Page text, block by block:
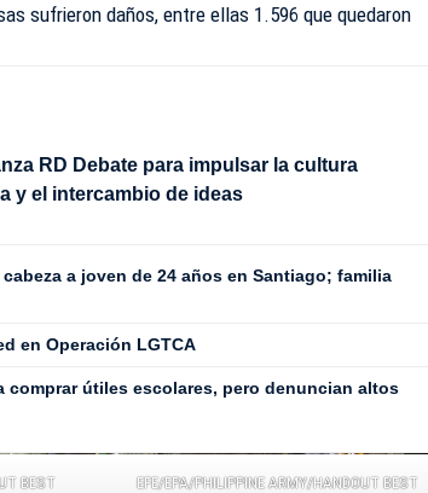
sufrieron daños, entre ellas 1.596 que quedaron
RD Debate para impulsar la cultura
y el intercambio de ideas
a joven de 24 años en Santiago; familia
en Operación LGTCA
comprar útiles escolares, pero denuncian altos
BEST
EFE/EPA/PHILIPPINE ARMY/HANDOUT BEST